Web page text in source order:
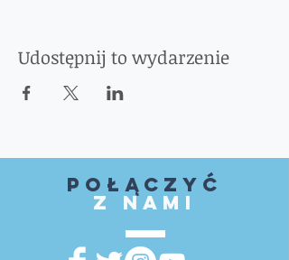
Udostępnij to wydarzenie
Połączyć
z nami